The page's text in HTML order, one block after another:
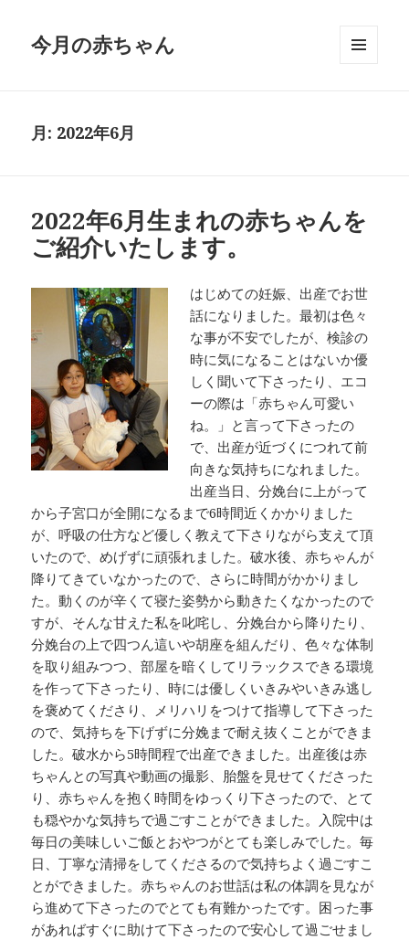
今月の赤ちゃん
月: 2022年6月
2022年6月生まれの赤ちゃんを
ご紹介いたします。
はじめての妊娠、出産でお世
話になりました。最初は色々
な事が不安でしたが、検診の
時に気になることはないか優
しく聞いて下さったり、エコ
ーの際は「赤ちゃん可愛い
ね。」と言って下さったの
で、出産が近づくにつれて前
向きな気持ちになれました。
出産当日、分娩台に上がって
から子宮口が全開になるまで6時間近くかかりました
が、呼吸の仕方など優しく教えて下さりながら支えて頂
いたので、めげずに頑張れました。破水後、赤ちゃんが
降りてきていなかったので、さらに時間がかかりまし
た。動くのが辛くて寝た姿勢から動きたくなかったので
すが、そんな甘えた私を叱咤し、分娩台から降りたり、
分娩台の上で四つん這いや胡座を組んだり、色々な体制
を取り組みつつ、部屋を暗くしてリラックスできる環境
を作って下さったり、時には優しくいきみやいきみ逃し
を褒めてくださり、メリハリをつけて指導して下さった
ので、気持ちを下げずに分娩まで耐え抜くことができま
した。破水から5時間程で出産できました。出産後は赤
ちゃんとの写真や動画の撮影、胎盤を見せてくださった
り、赤ちゃんを抱く時間をゆっくり下さったので、とて
も穏やかな気持ちで過ごすことができました。入院中は
毎日の美味しいご飯とおやつがとても楽しみでした。毎
日、丁寧な清掃をしてくださるので気持ちよく過ごすこ
とができました。赤ちゃんのお世話は私の体調を見なが
ら進めて下さったのでとても有難かったです。困った事
があればすぐに助けて下さったので安心して過ごせまし